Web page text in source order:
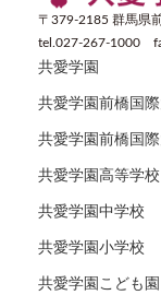
〒379-2185 群馬県
tel.027-267-1000
共愛学園
共愛学園前橋国
共愛学園前橋国
共愛学園高等学校
共愛学園中学校
共愛学園小学校
共愛学園こども園